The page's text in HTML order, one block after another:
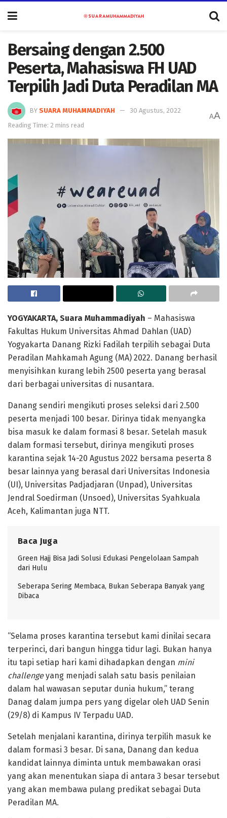
Bersaing dengan 2.500
Peserta, Mahasiswa FH UAD
Terpilih Jadi Duta Peradilan MA
BY SUARA MUHAMMADIYAH
30 Agustus, 2022
Reading Time: 2 mins read
AA
YOGYAKARTA, Suara Muhammadiyah – Mahasiswa
Fakultas Hukum Universitas Ahmad Dahlan (UAD)
Yogyakarta Danang Rizki Fadilah terpilih sebagai Duta
Peradilan Mahkamah Agung (MA) 2022. Danang berhasil
menyisihkan kurang lebih 2500 peserta yang berasal
dari berbagai universitas di nusantara.
Danang sendiri mengikuti proses seleksi dari 2.500
peserta menjadi 100 besar. Dirinya tidak menyangka
bisa masuk ke dalam formasi 8 besar. Setelah masuk
dalam formasi tersebut, dirinya mengikuti proses
karantina sejak 14-20 Agustus 2022 bersama peserta 8
besar lainnya yang berasal dari Universitas Indonesia
(UI), Universitas Padjadjaran (Unpad), Universitas
Jendral Soedirman (Unsoed), Universitas Syahkuala
Aceh, Kalimantan juga NTT.
Baca Juga
Green Hajj Bisa Jadi Solusi Edukasi Pengelolaan Sampah
dari Hulu
Seberapa Sering Membaca, Bukan Seberapa Banyak yang
Dibaca
“Selama proses karantina tersebut kami dinilai secara
terperinci, dari bangun hingga tidur lagi. Bukan hanya
itu tapi setiap hari kami dihadapkan dengan mini
challengeyang menjadi salah satu basis penilaian
dalam hal wawasan seputar dunia hukum,” terang
Danag dalam jumpa pers yang digelar oleh UAD Senin
(29/8) di Kampus IV Terpadu UAD.
Setelah menjalani karantina, dirinya terpilih masuk ke
dalam formasi 3 besar. Di sana, Danang dan kedua
kandidat lainnya diminta untuk membawakan orasi
yang akan menentukan siapa di antara 3 besar tersebut
yang akan membawa pulang predikat sebagai Duta
Peradilan MA.